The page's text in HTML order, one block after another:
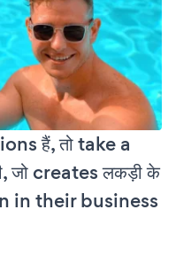
हैं, तो take a
जो creates लकड़ी के
in their business